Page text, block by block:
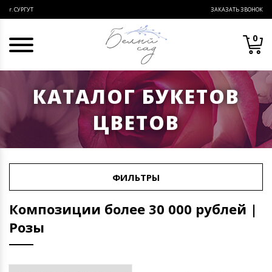
г. СУРГУТ ЗАКАЗАТЬ ЗВОНОК
0
КАТАЛОГ БУКЕТОВ
ЦВЕТОВ
ФИЛЬТРЫ
Композиции более 30 000 рублей |
Розы